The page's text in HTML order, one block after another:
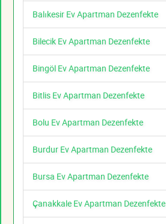
Balıkesir Ev Apartman Dezenfekte
Bilecik Ev Apartman Dezenfekte
Bingöl Ev Apartman Dezenfekte
Bitlis Ev Apartman Dezenfekte
Bolu Ev Apartman Dezenfekte
Burdur Ev Apartman Dezenfekte
Bursa Ev Apartman Dezenfekte
Çanakkale Ev Apartman Dezenfekte